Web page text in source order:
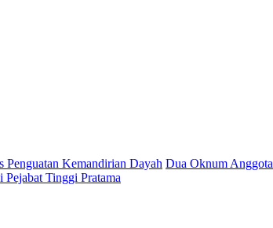
Penguatan Kemandirian Dayah Dua Oknum
Tinggi Pratama